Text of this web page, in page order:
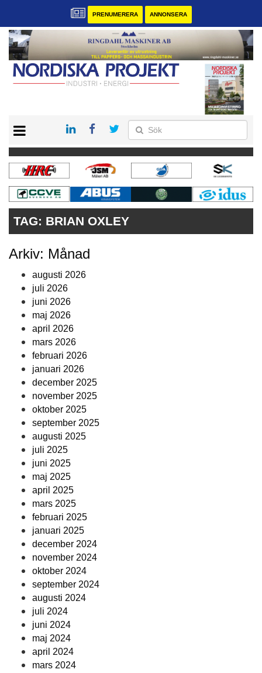
PRENUMERERA ANNONSERA
KONTAKT
VÅRA ANDRA MAGASIN
PRENUMERERA
ANNONSERA
TAG: BRIAN OXLEY
Arkiv: Månad
augusti 2026
juli 2026
juni 2026
maj 2026
april 2026
mars 2026
februari 2026
januari 2026
december 2025
november 2025
oktober 2025
september 2025
augusti 2025
juli 2025
juni 2025
maj 2025
april 2025
mars 2025
februari 2025
januari 2025
december 2024
november 2024
oktober 2024
september 2024
augusti 2024
juli 2024
juni 2024
maj 2024
april 2024
mars 2024